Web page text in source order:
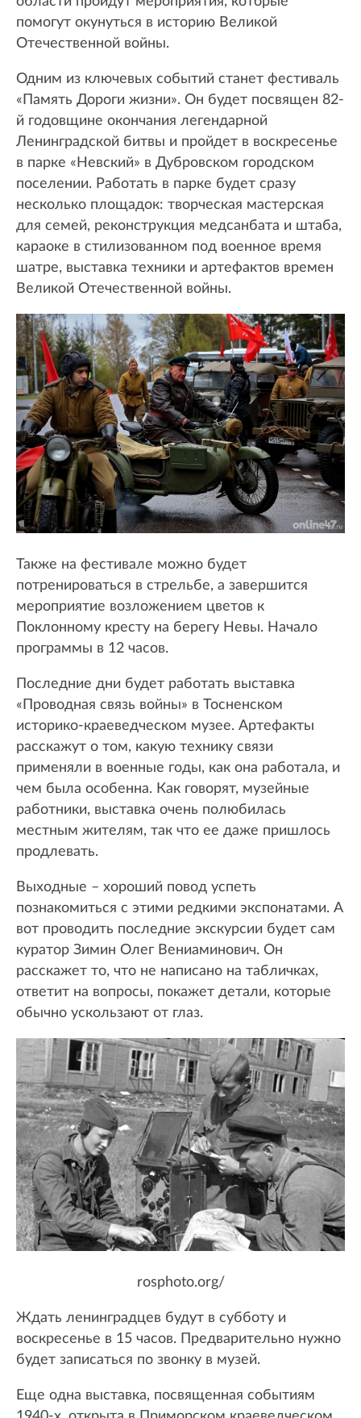
помогут окунуться в историю Великой
Отечественной войны.
Одним из ключевых событий станет фестиваль
«Память Дороги жизни». Он будет посвящен 82-
й годовщине окончания легендарной
Ленинградской битвы и пройдет в воскресенье
в парке «Невский» в Дубровском городском
поселении. Работать в парке будет сразу
несколько площадок: творческая мастерская
для семей, реконструкция медсанбата и штаба,
караоке в стилизованном под военное время
шатре, выставка техники и артефактов времен
Великой Отечественной войны.
Также на фестивале можно будет
потренироваться в стрельбе, а завершится
мероприятие возложением цветов к
Поклонному кресту на берегу Невы. Начало
программы в 12 часов.
Последние дни будет работать выставка
«Проводная связь войны» в Тосненском
историко-краеведческом музее. Артефакты
расскажут о том, какую технику связи
применяли в военные годы, как она работала, и
чем была особенна. Как говорят, музейные
работники, выставка очень полюбилась
местным жителям, так что ее даже пришлось
продлевать.
Выходные – хороший повод успеть
познакомиться с этими редкими экспонатами. А
вот проводить последние экскурсии будет сам
куратор Зимин Олег Вениаминович. Он
расскажет то, что не написано на табличках,
ответит на вопросы, покажет детали, которые
обычно ускользают от глаз.
rosphoto.org/
Ждать ленинградцев будут в субботу и
воскресенье в 15 часов. Предварительно нужно
будет записаться по звонку в музей.
Еще одна выставка, посвященная событиям